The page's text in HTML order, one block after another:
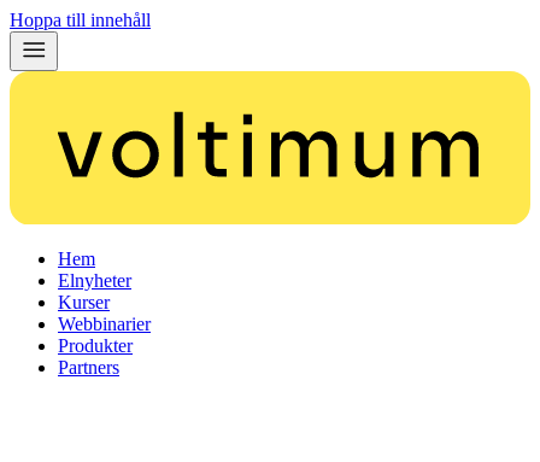
Hoppa till innehåll
Hem
Elnyheter
Kurser
Webbinarier
Produkter
Partners